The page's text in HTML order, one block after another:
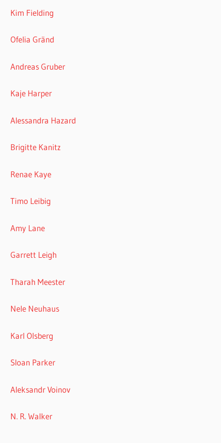
Kim Fielding
Ofelia Gränd
Andreas Gruber
Kaje Harper
Alessandra Hazard
Brigitte Kanitz
Renae Kaye
Timo Leibig
Amy Lane
Garrett Leigh
Tharah Meester
Nele Neuhaus
Karl Olsberg
Sloan Parker
Aleksandr Voinov
N. R. Walker